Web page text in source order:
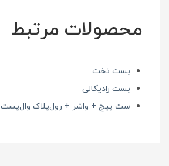
محصولات مرتبط
بست تخت
بست رادیکالی
ست پیچ + واشر + رول‌پلاک وال‌پست